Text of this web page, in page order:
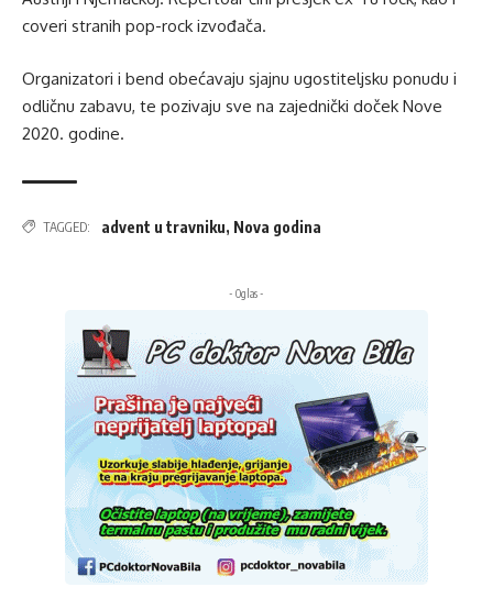
coveri stranih pop-rock izvođača.
Organizatori i bend obećavaju sjajnu ugostiteljsku ponudu i
odličnu zabavu, te pozivaju sve na zajednički doček Nove
2020. godine.
TAGGED: advent u travniku, Nova godina
- Oglas -